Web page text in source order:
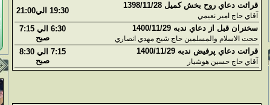
قرائت دعاي روح بخش کميل 1398/11/28
19:30 الي21:00
آقاي حاج امير نعيمي
سخنران قبل از دعاي ندبه 1400/11/29
6:30 الي 7:15
صبح
حجت الاسلام والمسلمين حاج شيخ مهدي انصاري
قرائت دعاي پرفيض ندبه 1400/11/29
7:15 الي 8:30
صبح
آقاي حاج حسين هوشيار